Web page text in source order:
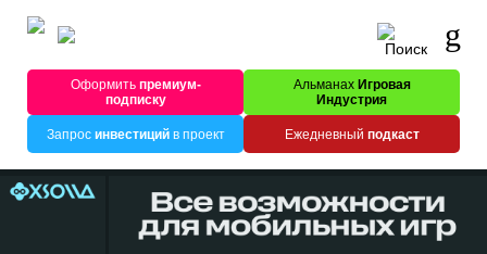
Оформитьпремиум-
подписку
Альманах Игровая
Индустрия
Запрос инвестицийв проект Ежедневный подкаст